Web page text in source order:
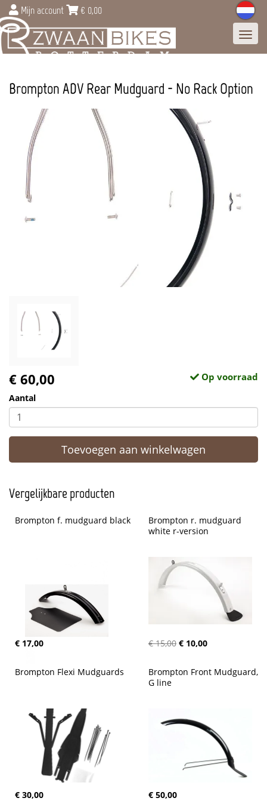
Mijn account € 0,00
Brompton ADV Rear Mudguard - No Rack Option
€ 60,00 Op voorraad
Aantal
Toevoegen aan winkelwagen
Vergelijkbare producten
Brompton f. mudguard black
€ 17,00
Brompton r. mudguard
white r-version
€ 15,00 € 10,00
Brompton Flexi Mudguards
€ 30,00
Brompton Front Mudguard,
G line
€ 50,00